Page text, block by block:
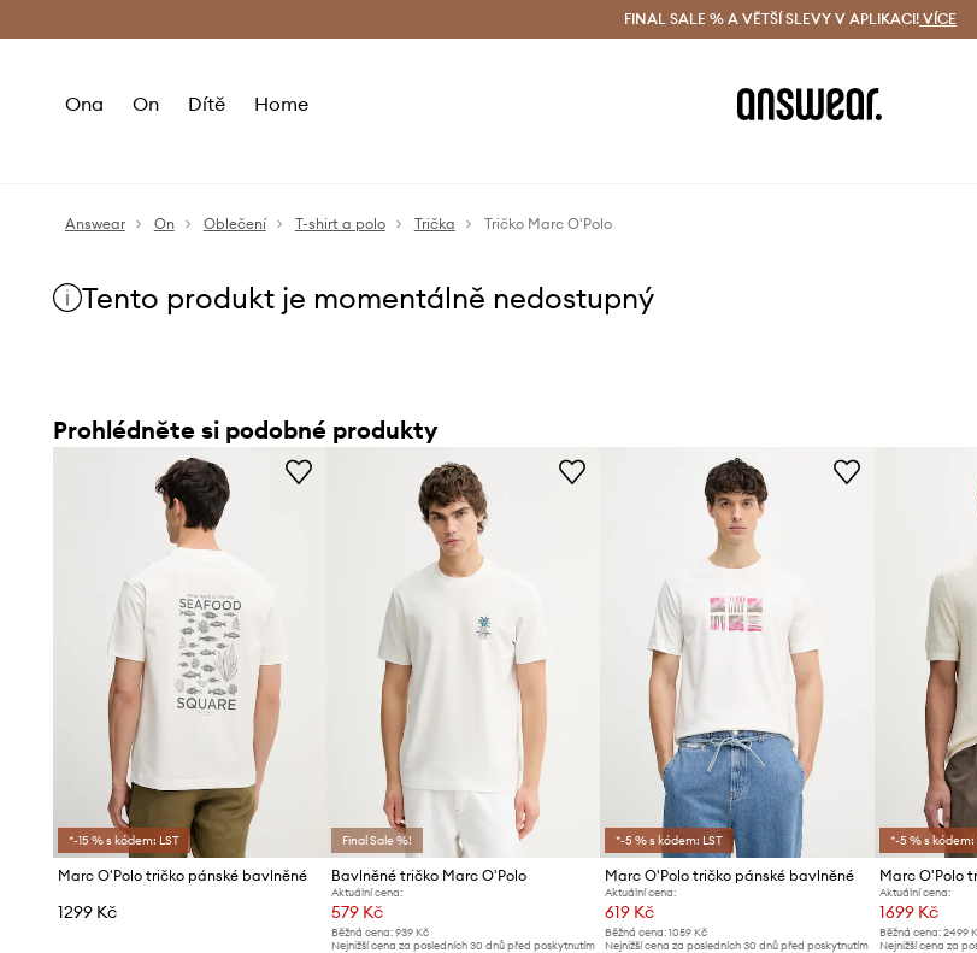
Doručení a vrácení zdarma (od 1800 Kč) Doručení i do 24 h
FINAL SALE % A VĚTŠÍ SLEVY V APLIKACI! VÍCE
Ona On Dítě Home
Answear On Oblečení T-shirt a polo Trička Tričko Marc O'Polo
Tento produkt je momentálně nedostupný
Prohlédněte si podobné produkty
*-15 % s kódem: LST
Marc O'Polo tričko pánské bavlněné
1299 Kč
Final Sale %!
Bavlněné tričko Marc O'Polo
Aktuální cena:
579 Kč
Běžná cena:939 Kč
Nejnižší cena za posledních 30 dnů před poskytnutím
*-5 % s kódem: LST
Marc O'Polo tričko pánské bavlněné
Aktuální cena:
619 Kč
Běžná cena: 1059 Kč
Nejnižší cena za posledních 30 dnů před poskytnutím
*-5 % s kódem:
Marc O'Polo
Aktuální cena:
1699 Kč
Běžná cena: 2499
Nejnižší cena za